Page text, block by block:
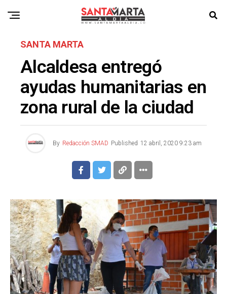
SANTA MARTA
Alcaldesa entregó
ayudas humanitarias en
zona rural de la ciudad
By Redacción SMAD Published 12 abril, 2020 9:23 am